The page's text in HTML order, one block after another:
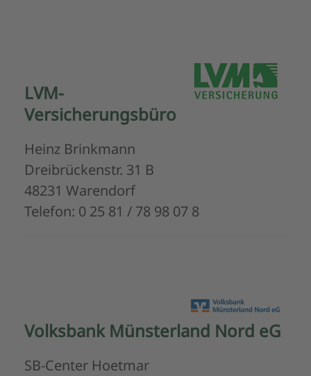
LVM-
Versicherungsbüro
Heinz Brinkmann
Dreibrückenstr. 31 B
48231 Warendorf
Telefon: 0 25 81 / 78 98 07 8
Volksbank Münsterland Nord eG
SB-Center Hoetmar